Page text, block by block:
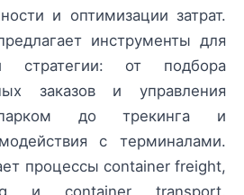
и оптимизации затрат.
инструменты для
стратегии: от подбора
заказов и управления
парком до трекинга и
с терминалами.
процессы container freight,
и container transport,